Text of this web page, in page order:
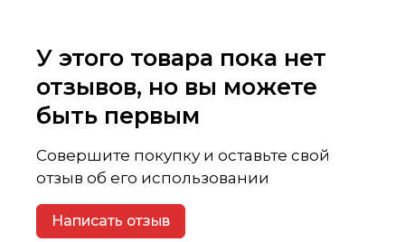
У этого товара пока нет
отзывов, но вы можете
быть первым
Совершите покупку и оставьте свой
отзыв об его использовании
Написать отзыв